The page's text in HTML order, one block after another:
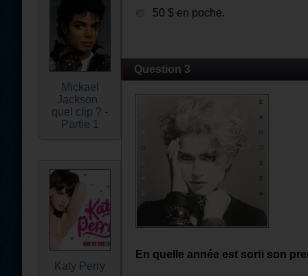
Mickael
Jackson :
quel clip ? -
Partie 1
Katy Perry
50 $ en poche.
Question 3
En quelle année est sorti son